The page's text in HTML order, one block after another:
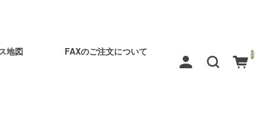
地図
FAXのご注文について
0